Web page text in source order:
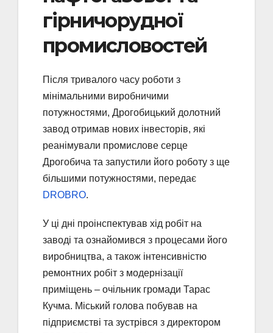
гірничорудної
промисловостей
Після тривалого часу роботи з
мінімальними виробничими
потужностями, Дрогобицький долотний
завод отримав нових інвесторів, які
реанімували промислове серце
Дрогобича та запустили його роботу з ще
більшими потужностями, передає
DROBRO.
У ці дні проінспектував хід робіт на
заводі та ознайомився з процесами його
виробництва, а також інтенсивністю
ремонтних робіт з модернізації
приміщень – очільник громади Тарас
Кучма. Міський голова побував на
підприємстві та зустрівся з директором